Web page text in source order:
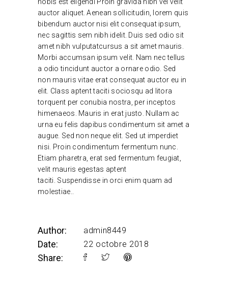
auctor aliquet. Aenean sollicitudin, lorem quis
bibendum auctor nisi elit consequat ipsum,
nec sagittis sem nibh idelit. Duis sed odio sit
amet nibh vulputatcursus a sit amet mauris.
Morbi accumsan ipsum velit. Nam nec tellus
a odio tincidunt auctor a ornare odio. Sed
non mauris vitae erat consequat auctor eu in
elit. Class aptent taciti sociosqu ad litora
torquent per conubia nostra, per inceptos
himenaeos. Mauris in erat justo. Nullam ac
urna eu felis dapibus condimentum sit amet a
augue. Sed non neque elit. Sed ut imperdiet
nisi. Proin condimentum fermentum nunc.
Etiam pharetra, erat sed fermentum feugiat,
velit mauris egestas aptent
taciti. Suspendisse in orci enim quam ad
molestiae..
Author: admin8449
Date: 22 octobre 2018
Share: